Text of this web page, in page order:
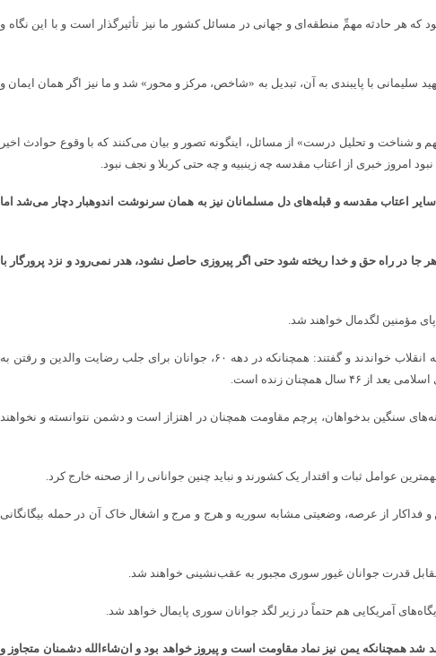
که هر حادثه مهمِّ منطقه‌ای و جهانی در مسائل کشور ما نیز تأثیرگذار است و با این نگاه و
با پایبندی به آن، تبدیل به «شاخص، مرکز و محور» شد و ما نیز اگر همان ایمان و
شناخت و تحلیل درست» از مسائل، اینگونه تصور و بیان می‌کنند که با وقوع حوادث اخیر
امروز خبری از اعتاب مقدسه چه زینبیه و چه حتی کربلا و نجف نبود.
اعتاب مقدسه و قبله‌های دل مسلمانان نیز به همان سرنوشت اندوهبار دچار می‌شد اما
جا در راه حق و خدا ریخته شود حتی اگر پیروزی حاصل نشود، هدر نمی‌رود و نزد پرورگار با
مؤمنین لگدمال خواهند شد.
رهبر انقلاب حوادث سال‌های اخیر و فعالیت‌های نمایان شهید سلیمانی و یاران او از جمله حرکت دفاع از حرم را نشانه سرزندگی، طراوت و ثمربخشی شجره طیبه انقلاب خواندند و گفتند: همچنانکه در دهه ۶۰، جوانان برای جلب رضایت والدین و رفتن به
سنگین بدخواهان، پرچم مقاومت همچنان در اهتزاز است و دشمن نتوانسته‌ و نخواهند
عوامل ثبات و اقتدار یک کشورند و نباید چنین جوانانی را از صحنه خارج کرد.
فداکار از عرصه، وضعیتی مشابه سوریه و هرج و مرج و اشغال خاک آن در حمله بیگانگانی
قدرت جوانان غیور سوری مجبور به عقب‌نشینی خواهند شد.
آمریکایی هم حتماً در زیر لگد جوانان سوری پایمال خواهد شد.
همچنانکه یمن نیز نماد مقاومت است و پیروز خواهد بود و ان‌شاءالله دشمنان متجاوز و